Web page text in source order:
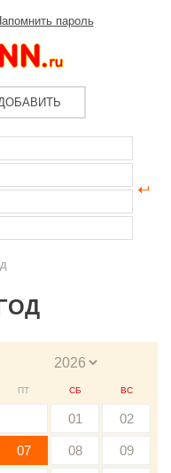
пароль
ПТ СБ ВС
01 02
07 08 09